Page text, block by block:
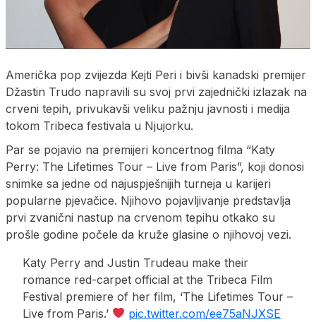
Američka pop zvijezda Kejti Peri i bivši kanadski premijer
Džastin Trudo napravili su svoj prvi zajednički izlazak na
crveni tepih, privukavši veliku pažnju javnosti i medija
tokom Tribeca festivala u Njujorku.
Par se pojavio na premijeri koncertnog filma “Katy
Perry: The Lifetimes Tour – Live from Paris”, koji donosi
snimke sa jedne od najuspješnijih turneja u karijeri
popularne pjevačice. Njihovo pojavljivanje predstavlja
prvi zvanični nastup na crvenom tepihu otkako su
prošle godine počele da kruže glasine o njihovoj vezi.
Katy Perry and Justin Trudeau make their
romance red-carpet official at the Tribeca Film
Festival premiere of her film, ‘The Lifetimes Tour –
Live from Paris.’
pic.twitter.com/ee75aNJXSE